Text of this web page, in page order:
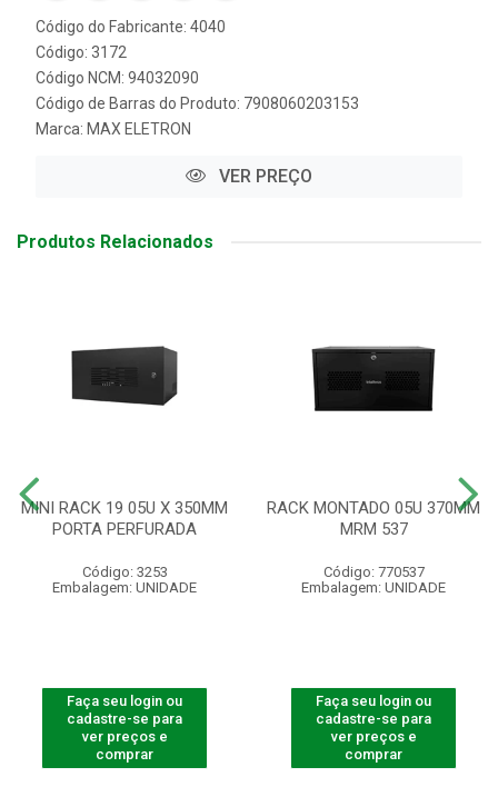
Código do Fabricante: 4040
Código: 3172
Código NCM: 94032090
Código de Barras do Produto: 7908060203153
Marca: MAX ELETRON
VER PREÇO
Produtos Relacionados
MINI RACK 19 05U X 350MM
PORTA PERFURADA
Código: 3253
Embalagem: UNIDADE
Faça seu login ou
cadastre-se para
ver preços e
comprar
RACK MONTADO 05U 370MM
MRM 537
Código: 770537
Embalagem: UNIDADE
Faça seu login ou
cadastre-se para
ver preços e
comprar